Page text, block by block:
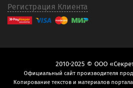
Регистрация Клиента
2010-2025 © ООО
Официальный сайт производителя
Копирование текстов и материалов